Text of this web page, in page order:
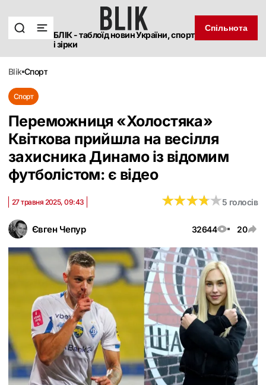
БЛІК - таблоїд новин України, спорт
і зірки
Спільнота
blik спорт
Спорт
Переможниця «Холостяка»
Квіткова прийшла на весілля
захисника Динамо із відомим
футболістом: є відео
Євген Чепур 32644 20
27 травня 2025, 09:43 ★★★★★
★★★★★5 голосів